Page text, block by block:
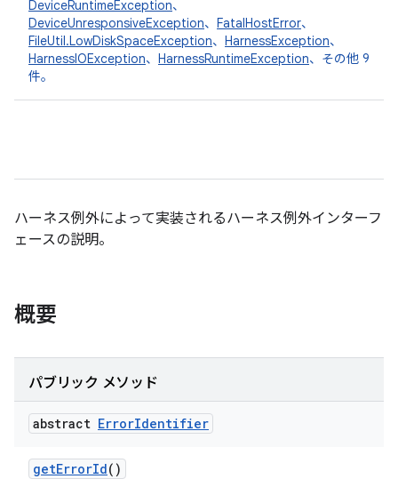
DeviceRuntimeException、
DeviceUnresponsiveException、 FatalHostError、
FileUtil.LowDiskSpaceException、 HarnessException、
HarnessIOException、 HarnessRuntimeException、その他 9
件。
ハーネス例外によって実装されるハーネス例外インターフ
ェースの説明。
概要
パブリック メソッド
abstract ErrorIdentifier
getErrorId()